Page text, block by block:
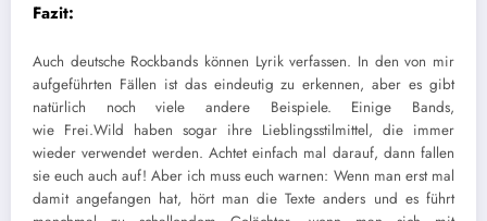
Fazit:
Auch deutsche Rockbands können Lyrikverfassen. In den von mir
aufgeführten Fällen ist das eindeutig zu erkennen, aber es gibt
natürlich noch viele andere Beispiele. Einige Bands,
wie Frei.Wild haben sogar ihre Lieblingsstilmittel, die immer
wieder verwendet werden. Achtet einfach mal darauf, dann fallen
sie euch auch auf! Aber ich muss euch warnen: Wenn man erst mal
damit angefangen hat, hört man die Texte anders und es führt